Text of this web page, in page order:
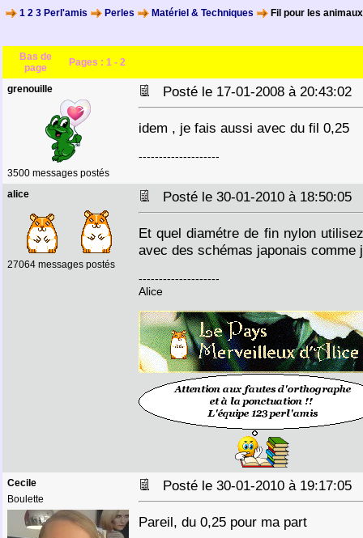
1 2 3 Perl'amis Perles Matériel & Techniques Fil pour les animaux
Bas de
page
Pages : 1 - 2
grenouille
3500 messages postés
Posté le 17-01-2008 à 20:43:02
idem , je fais aussi avec du fil 0,25
--------------------
alice
27064 messages postés
Posté le 30-01-2010 à 18:50:05
Et quel diamétre de fin nylon
avec des schémas japonais comme
--------------------
Alice
Cecile
Boulette
Posté le 30-01-2010 à 19:17:05
Pareil, du 0,25 pour ma part